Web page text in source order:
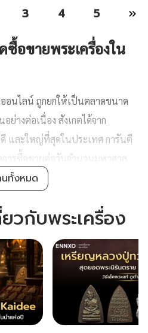
3 4 5
อขายพระเครื่องใน
อนไลน์ ถูกยกให้เป็นตลาดขนาด
างต่อเนื่อง สังเกตได้จาก
ดี และใหญ่ที่สุดในประเทศ การันตี
ารซื้อขายต่อวันจำนวนมหาศาล
งไร ทำไมพระเครื่องขายดี และได้
ขึ้นของพระเครื่องนั้นมีมายาวนาน
ซึ่งเป็นพระพุทธรูปที่มีขนาดเล็ก
าสนาและความเชื่อที่มีการบูชา
ห้เกิดวิวัฒนาการกลายเป็นพระ
งขายดีและได้รับความนิยมจากคน
พุทธศิลป์ที่งดงามตามแต่ละยุค
นทั้งหมด
วกับพระเครื่อง